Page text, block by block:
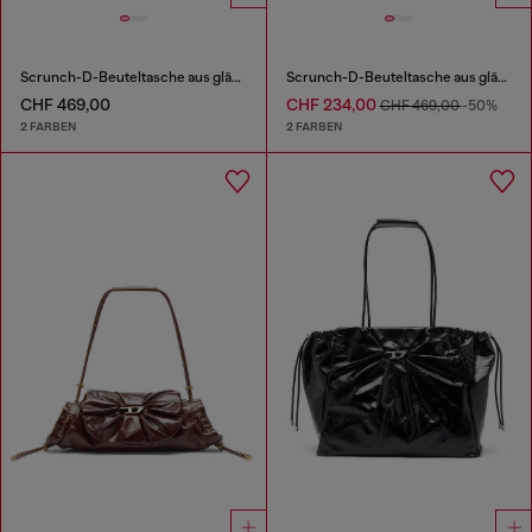
Scrunch-D-Beuteltasche aus glänzendem zerknittertem Leder
CHF 469,00
2 FARBEN
Scrunch-D-Beuteltasche aus glänzendem zerknittertem Leder
CHF 234,00CHF 469,00-50%
2 FARBEN